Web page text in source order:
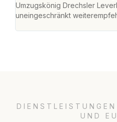
Umzugskönig Drechsler
uneingeschränkt
UND